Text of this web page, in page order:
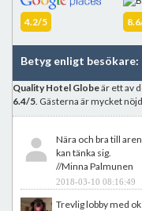
4.2/5
Betyg enligt besökare:
Quality Hotel Globeär ett av
6.4/5. Gästerna är mycket
Nära och bra till
kan tänka sig.
//Minna Palmunen
2018-03-10 08:16:49
Trevlig lobby med